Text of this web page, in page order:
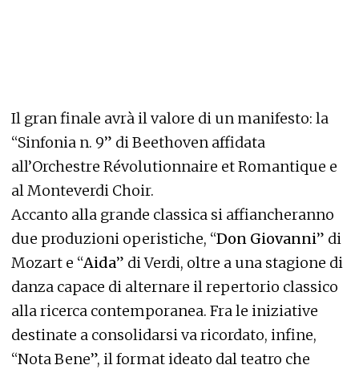
Il gran finale avrà il valore di un manifesto: la
“Sinfonia n. 9” di Beethoven affidata
all’Orchestre Révolutionnaire et Romantique e
al Monteverdi Choir.
Accanto alla grande classica si affiancheranno
due produzioni operistiche, “Don Giovanni” di
Mozart e “Aida” di Verdi, oltre a una stagione di
danza capace di alternare il repertorio classico
alla ricerca contemporanea. Fra le iniziative
destinate a consolidarsi va ricordato, infine,
“Nota Bene”, il format ideato dal teatro che